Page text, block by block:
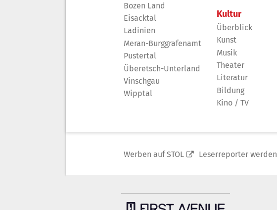
Bozen Land
Eisacktal
Ladinien
Meran-Burggrafenamt
Pustertal
Überetsch-Unterland
Vinschgau
Wipptal
Kultur
Überblick
Kunst
Musik
Theater
Literatur
Bildung
Kino / TV
Werben auf STOL Leserreporter werden